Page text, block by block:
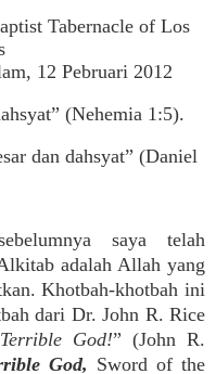
Tabernacle of Los
12 Pebruari 2012
(Nehemia 1:5).
dan dahsyat” (Daniel
saya telah
adalah Allah yang
Khotbah-khotbah ini
dari Dr. John R. Rice
God!” (John R.
God, Sword of the